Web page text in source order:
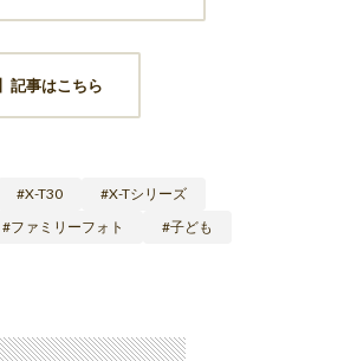
記事はこちら
X-T30
X-Tシリーズ
ファミリーフォト 子ども